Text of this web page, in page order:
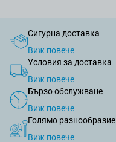
Сигурна доставка
Виж повече
Условия за доставка
Виж повече
Бързо обслужване
Виж повече
Голямо разнообразие
Виж повече